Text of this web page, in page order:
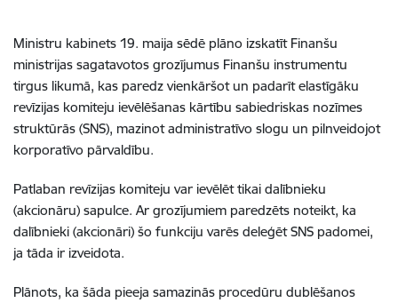
Ministru kabinets 19. maija sēdē plāno izskatīt Finanšu
ministrijas sagatavotos grozījumus Finanšu instrumentu
tirgus likumā, kas paredz vienkāršot un padarīt elastīgāku
revīzijas komiteju ievēlēšanas kārtību sabiedriskas nozīmes
struktūrās (SNS), mazinot administratīvo slogu un pilnveidojot
korporatīvo pārvaldību.
Patlaban revīzijas komiteju var ievēlēt tikai dalībnieku
(akcionāru) sapulce. Ar grozījumiem paredzēts noteikt, ka
dalībnieki (akcionāri) šo funkciju varēs deleģēt SNS padomei,
ja tāda ir izveidota.
Plānots, ka šāda pieeja samazinās procedūru dublēšanos